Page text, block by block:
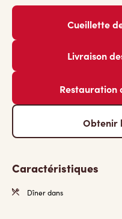
Cueillette
Livraison
Restauration
Obtenir
Caractéristiques
Dîner dans